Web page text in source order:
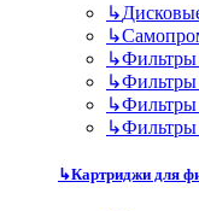
↳
↳
↳Фильтры
↳Фильтры
↳Фильтры
↳Фильтры
↳Картриджи для